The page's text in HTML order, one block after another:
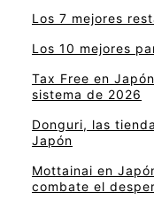
Los 7 mejores
Los 10 mejores
Tax Free en
sistema de 2026
Donguri, las
Japón
Mottainai en
combate el